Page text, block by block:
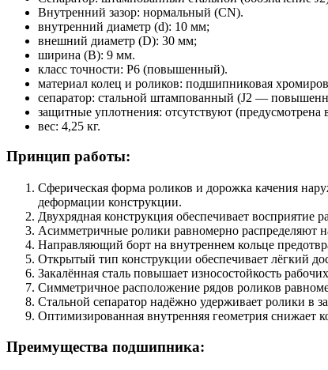
Внутренний зазор: нормальный (CN).
внутренний диаметр (d): 10 мм;
внешний диаметр (D): 30 мм;
ширина (B): 9 мм.
класс точности: P6 (повышенный).
материал колец и роликов: подшипниковая
сепаратор: стальной штампованный (J2 —
защитные уплотнения: отсутствуют
вес: 4,25 кг.
Принцип работы:
Сферическая форма роликов и дорожка качения
деформации конструкции.
Двухрядная конструкция обеспечивает восприятие
Асимметричные ролики равномерно распределяют
Направляющий борт на внутреннем кольце
Открытый тип конструкции обеспечивает лёгкий
Закалённая сталь повышает износостойкость
Симметричное расположение рядов роликов
Стальной сепаратор надёжно удерживает ролики в
Оптимизированная внутренняя геометрия снижает
Преимущества подшипника: